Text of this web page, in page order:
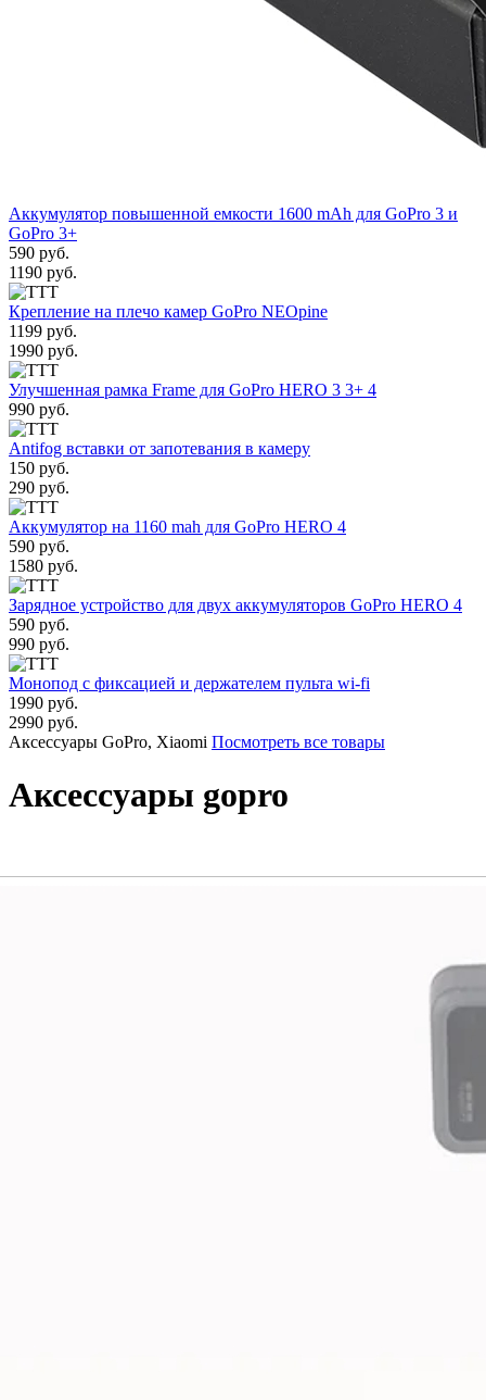
Аккумулятор повышенной емкости 1600 mAh для GoPro 3 и
GoPro 3+
590 руб.
1190 руб.
Крепление на плечо камер GoPro NEOpine
1199 руб.
1990 руб.
Улучшенная рамка Frame для GoPro HERO 3 3+ 4
990 руб.
Antifog вставки от запотевания в камеру
150 руб.
290 руб.
Аккумулятор на 1160 mah для GoPro HERO 4
590 руб.
1580 руб.
Зарядное устройство для двух аккумуляторов GoPro HERO 4
590 руб.
990 руб.
Монопод с фиксацией и держателем пульта wi-fi
1990 руб.
2990 руб.
Аксессуары GoPro, Xiaomi Посмотреть все товары
Аксессуары gopro